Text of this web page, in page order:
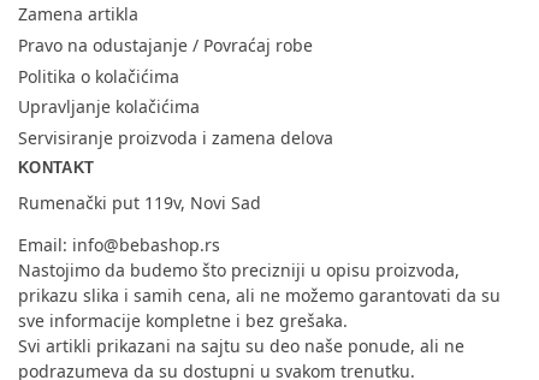
Zamena artikla
Pravo na odustajanje / Povraćaj robe
Politika o kolačićima
Upravljanje kolačićima
Servisiranje proizvoda i zamena delova
KONTAKT
Rumenački put 119v, Novi Sad
Email: info@bebashop.rs
Nastojimo da budemo što precizniji u opisu proizvoda,
prikazu slika i samih cena, ali ne možemo garantovati da su
sve informacije kompletne i bez grešaka.
Svi artikli prikazani na sajtu su deo naše ponude, ali ne
podrazumeva da su dostupni u svakom trenutku.